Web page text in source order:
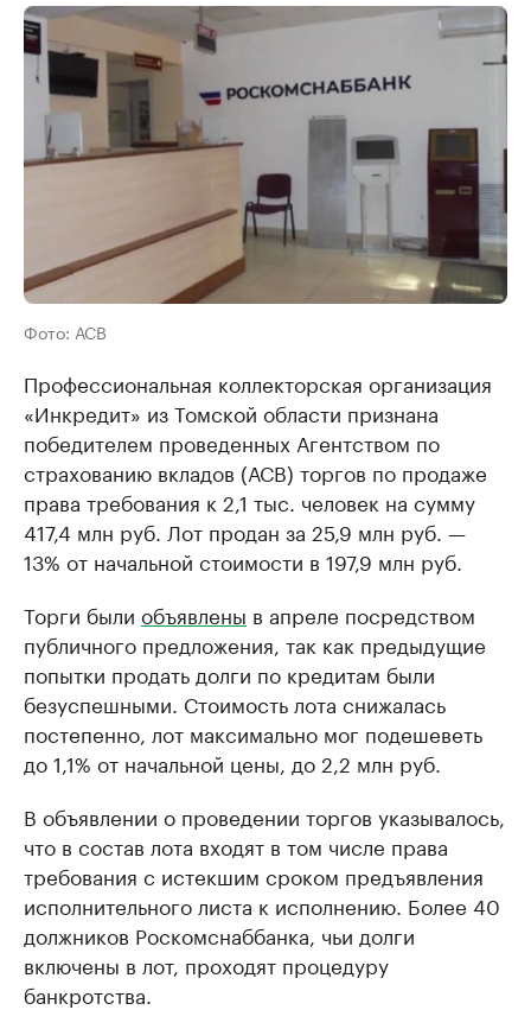
Фото: АСВ
Профессиональная коллекторская организация
«Инкредит» из Томской области признана
победителем проведенных Агентством по
страхованию вкладов (АСВ) торгов по продаже
права требования к 2,1 тыс. человек на сумму
417,4 млн руб. Лот продан за 25,9 млн руб. —
13% от начальной стоимости в 197,9 млн руб.
Торги были объявлены в апреле посредством
публичного предложения, так как предыдущие
попытки продать долги по кредитам были
безуспешными. Стоимость лота снижалась
постепенно, лот максимально мог подешеветь
до 1,1% от начальной цены, до 2,2 млн руб.
В объявлении о проведении торгов указывалось,
что в состав лота входят в том числе права
требования с истекшим сроком предъявления
исполнительного листа к исполнению. Более 40
должников Роскомснаббанка, чьи долги
включены в лот, проходят процедуру
банкротства.